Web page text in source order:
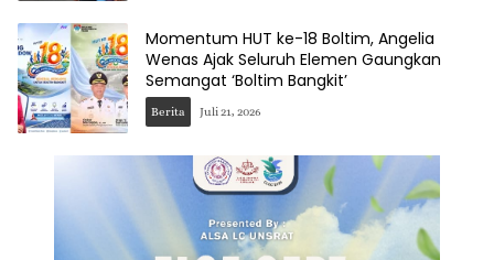
Momentum HUT ke-18 Boltim, Angelia
Wenas Ajak Seluruh Elemen Gaungkan
Semangat ‘Boltim Bangkit’
Berita Juli 21, 2026